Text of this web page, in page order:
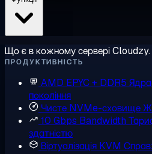
Що є в кожному сервері
ПРОДУКТИВНІСТЬ
AMD EPYC + DDR5
покоління
Чисте NVMe-сховище
10 Gbps Bandwidth
здатністю
Віртуалізація KVM